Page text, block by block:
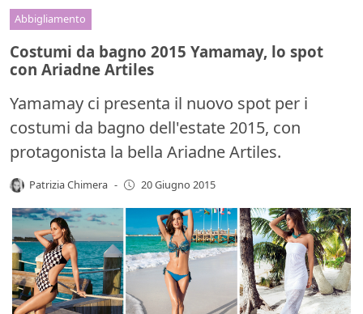
Abbigliamento
Costumi da bagno 2015 Yamamay, lo spot
con Ariadne Artiles
Yamamay ci presenta il nuovo spot per i
costumi da bagno dell'estate 2015, con
protagonista la bella Ariadne Artiles.
Patrizia Chimera - 20 Giugno 2015